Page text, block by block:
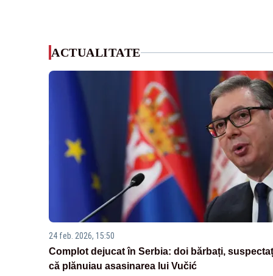
ACTUALITATE
24 feb. 2026, 15:50
Complot dejucat în Serbia: doi bărbați,
că plănuiau asasinarea lui Vučić